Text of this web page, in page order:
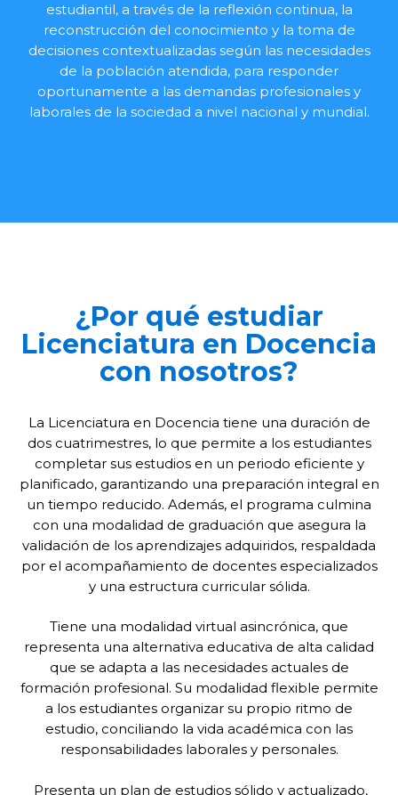
estudiantil, a través de la reflexión continua, la
reconstrucción del conocimiento y la toma de
decisiones contextualizadas según las necesidades
de la población atendida, para responder
oportunamente a las demandas profesionales y
laborales de la sociedad a nivel nacional y mundial.
¿Por qué estudiar
Licenciatura en Docencia
con nosotros?
La Licenciatura en Docencia tiene una duración de
dos cuatrimestres, lo que permite a los estudiantes
completar sus estudios en un periodo eficiente y
planificado, garantizando una preparación integral en
un tiempo reducido. Además, el programa culmina
con una modalidad de graduación que asegura la
validación de los aprendizajes adquiridos, respaldada
por el acompañamiento de docentes especializados
y una estructura curricular sólida.
Tiene una modalidad virtual asincrónica, que
representa una alternativa educativa de alta calidad
que se adapta a las necesidades actuales de
formación profesional. Su modalidad flexible permite
a los estudiantes organizar su propio ritmo de
estudio, conciliando la vida académica con las
responsabilidades laborales y personales.
Presenta un plan de estudios sólido y actualizado,